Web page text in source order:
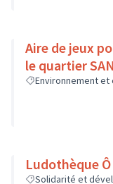
Aire de jeux
le quartier
Environnement et
Ludothèque
Solidarité et